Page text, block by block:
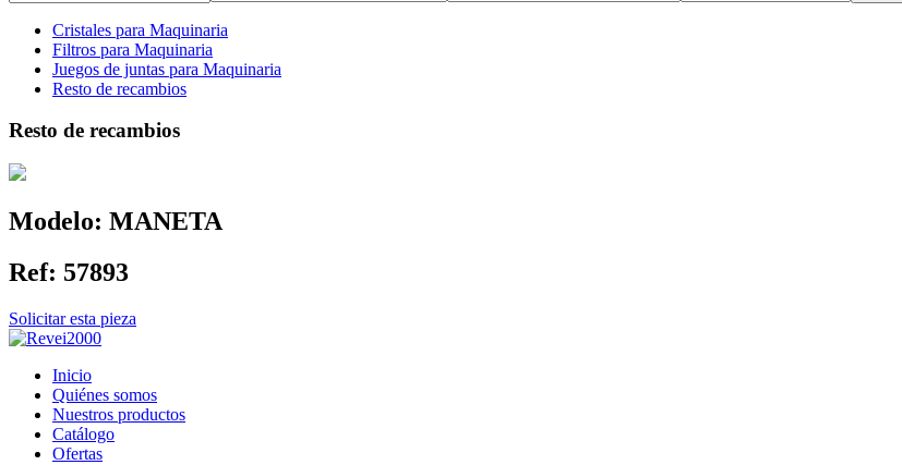
Cristales para Maquinaria
Filtros para Maquinaria
Juegos de juntas para Maquinaria
Resto de recambios
Resto de recambios
Modelo: MANETA
Ref: 57893
Solicitar esta pieza
Inicio
Quiénes somos
Nuestros productos
Catálogo
Ofertas